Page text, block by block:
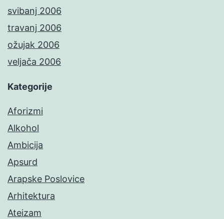
svibanj 2006
travanj 2006
ožujak 2006
veljača 2006
Kategorije
Aforizmi
Alkohol
Ambicija
Apsurd
Arapske Poslovice
Arhitektura
Ateizam